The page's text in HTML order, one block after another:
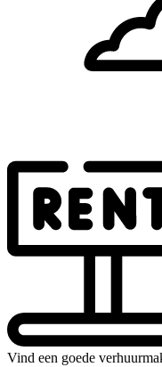
Vind een goede